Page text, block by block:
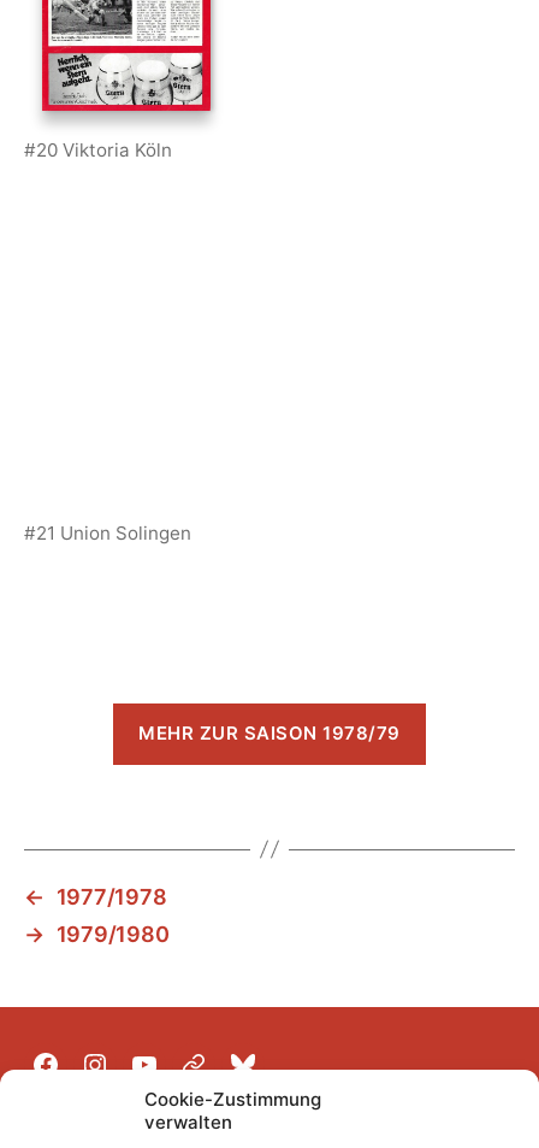
Cookie-Zustimmung
verwalten
#20 Viktoria Köln
#21 Union Solingen
MEHR ZUR SAISON 1978/79
←
1977/1978
→ 1979/1980